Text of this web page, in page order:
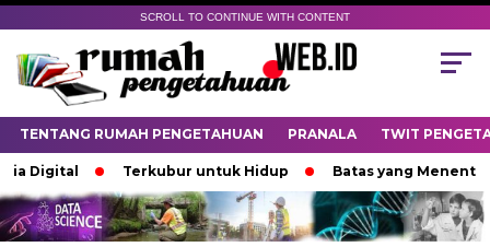
SCROLL TO CONTINUE WITH CONTENT
TENTANG RUMAH PENGETAHUAN PRANALA TWIT
Terkubur untuk Hidup Batas yang Menentukan